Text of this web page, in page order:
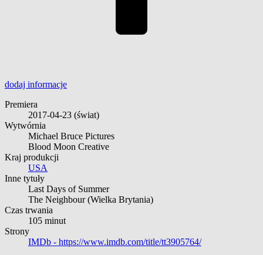
dodaj informacje
Premiera
2017-04-23 (świat)
Wytwórnia
Michael Bruce Pictures
Blood Moon Creative
Kraj produkcji
USA
Inne tytuły
Last Days of Summer
The Neighbour(Wielka Brytania)
Czas trwania
105 minut
Strony
IMDb - https://www.imdb.com/title/tt3905764/